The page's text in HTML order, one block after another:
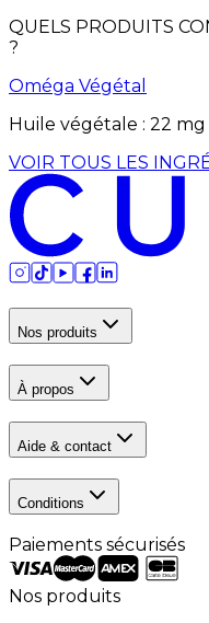
QUELS PRODUITS
?
Oméga Végétal
Huile végétale : 22 mg
VOIR TOUS LES
Nos produits
À propos
Aide & contact
Conditions
Paiements sécurisés
Nos produits